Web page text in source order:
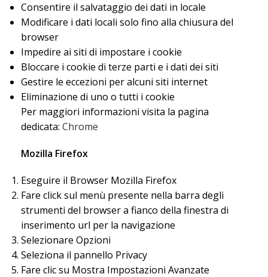
Consentire il salvataggio dei dati in locale
Modificare i dati locali solo fino alla chiusura del
browser
Impedire ai siti di impostare i cookie
Bloccare i cookie di terze parti e i dati dei siti
Gestire le eccezioni per alcuni siti internet
Eliminazione di uno o tutti i cookie
Per maggiori informazioni visita la pagina
dedicata: Chrome
Mozilla Firefox
Eseguire il Browser Mozilla Firefox
Fare click sul menù presente nella barra degli
strumenti del browser a fianco della finestra di
inserimento url per la navigazione
Selezionare Opzioni
Seleziona il pannello Privacy
Fare clic su Mostra Impostazioni Avanzate